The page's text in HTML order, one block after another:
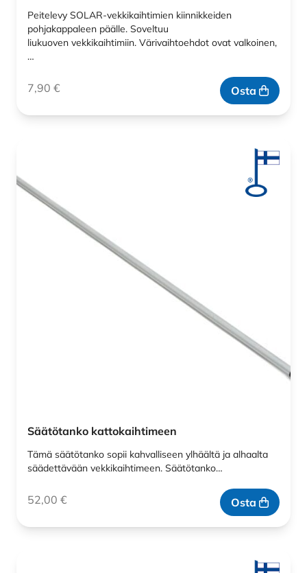
Peitelevy SOLAR-vekkikaihtimien kiinnikkeiden
pohjakappaleen päälle. Soveltuu
liukuoven vekkikaihtimiin. Värivaihtoehdot ovat valkoinen,
…
7,90 € Osta
Säätötanko kattokaihtimeen
Tämä säätötanko sopii kahvalliseen ylhäältä ja alhaalta
säädettävään vekkikaihtimeen. Säätötanko…
52,00 € Osta